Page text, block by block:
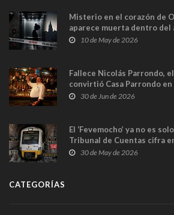
Misterio en el corazón de
aparece muerta dentro del
y las cámaras captan sus
10 de May de 2026
Fallece Nicolás Parrondo,
convirtió Casa Parrondo
en Madrid
30 de Jun de 2026
El ‘Fevemocho’ ya no es
Tribunal de Cuentas cifra
sobrecoste de los trenes
30 de May de 2026
CATEGORÍAS